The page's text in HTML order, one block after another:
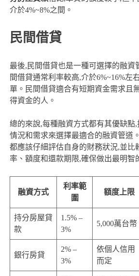
介於4%~8%之間。
民間借貸
最後,民間借貸也是一種可選擇的融資
間借貸通常利率較高,介於6%~16%左
單。民間借貸適合有短期資金需求且
得資金的人。
總的來說,每種融資方式都有其優缺點
情況和需求來選擇最適合的融資管道
都應該仔細評估自身的財務狀況,並比
率、額度和還款期限,確保做出最明智
融資方式
利率範
圍
額度上限
持分房屋貸
款
1.5% –
3%
5,000萬台幣
銀行房貸
2% –
3%
依個人信用
而定